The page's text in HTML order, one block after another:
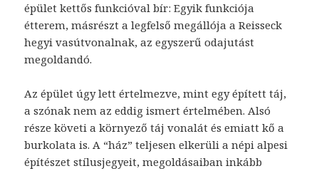
épület kettős funkcióval bír: Egyik funkciója
étterem, másrészt a legfelső megállója a Reisseck
hegyi vasútvonalnak, az egyszerű odajutást
megoldandó.
Az épület úgy lett értelmezve, mint egy épített táj,
a szónak nem az eddig ismert értelmében. Alsó
része követi a környező táj vonalát és emiatt kő a
burkolata is. A “ház” teljesen elkerüli a népi alpesi
építészet stílusjegyeit, megoldásaiban inkább